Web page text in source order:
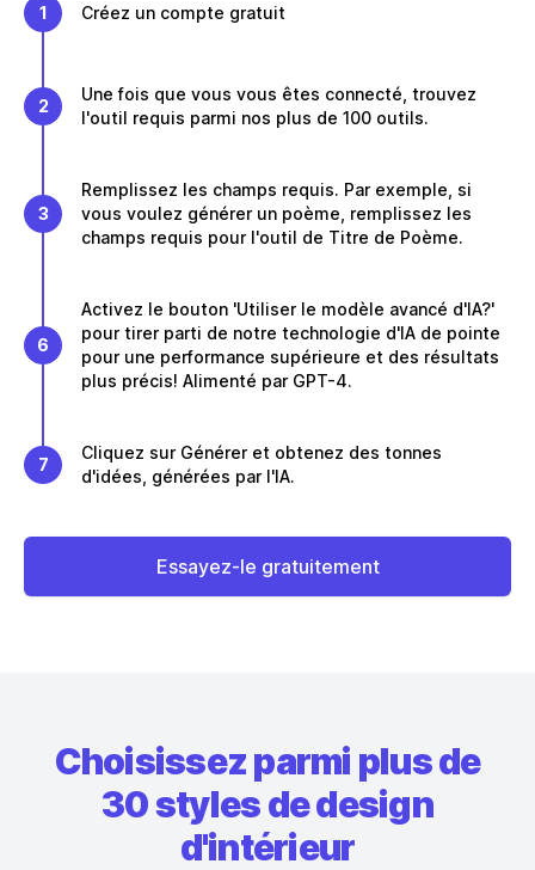
1 Créez un compte gratuit
2
Une fois que vous vous êtes connecté, trouvez
l'outil requis parmi nos plus de 100 outils.
3
Remplissez les champs requis. Par exemple, si
vous voulez générer un poème, remplissez les
champs requis pour l'outil de Titre de Poème.
6
Activez le bouton 'Utiliser le modèle avancé d'IA?'
pour tirer parti de notre technologie d'IA de pointe
pour une performance supérieure et des résultats
plus précis! Alimenté par GPT-4.
7
Cliquez sur Générer et obtenez des tonnes
d'idées, générées par l'IA.
Essayez-le gratuitement
Choisissez parmi plus de
30 styles de design
d'intérieur